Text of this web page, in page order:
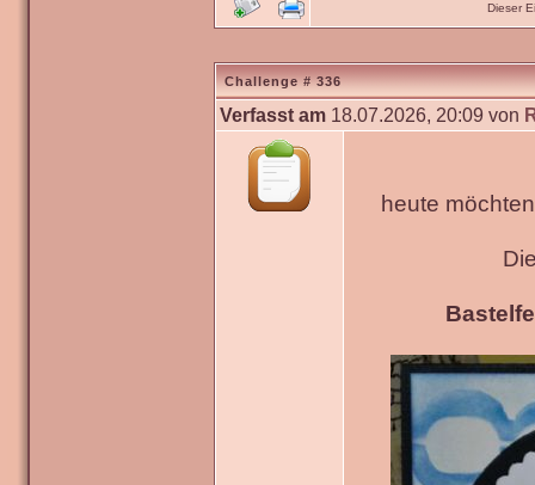
Dieser
Challenge # 336
Verfasst am 18.07.2026, 20:09 von
heute